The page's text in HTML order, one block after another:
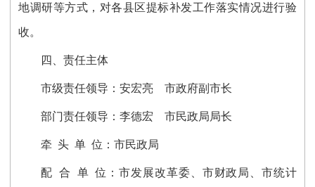
地调研等方式，对各县区提标补发工作落实情况进行验
收。
四、责任主体
市级责任领导：安宏亮 市政府副市长
部门责任领导：李德宏 市民政局局长
牵 头 单 位：市民政局
配 合 单 位：市发展改革委、市财政局、市统计